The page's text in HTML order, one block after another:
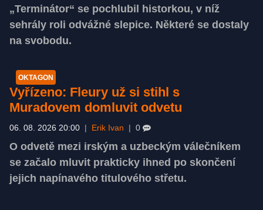
„Terminátor“ se pochlubil historkou, v níž
sehrály roli odvážné slepice. Některé se dostaly
na svobodu.
OKTAGON
Vyřízeno: Fleury už si stihl s
Muradovem domluvit odvetu
06. 08. 2026 20:00 Erik Ivan 0
O odvetě mezi irským a uzbeckým válečníkem
se začalo mluvit prakticky ihned po skončení
jejich napínavého titulového střetu.